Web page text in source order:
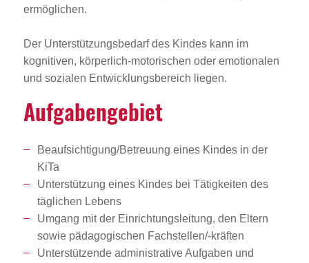
ermöglichen.
Der Unterstützungsbedarf des Kindes kann im
kognitiven, körperlich-motorischen oder emotionalen
und sozialen Entwicklungsbereich liegen.
Aufga­ben­ge­biet
Beaufsichtigung/Betreuung eines Kindes in der
KiTa
Unterstützung eines Kindes bei Tätigkeiten des
täglichen Lebens
Umgang mit der Einrichtungsleitung, den Eltern
sowie pädagogischen Fachstellen/-kräften
Unterstützende administrative Aufgaben und